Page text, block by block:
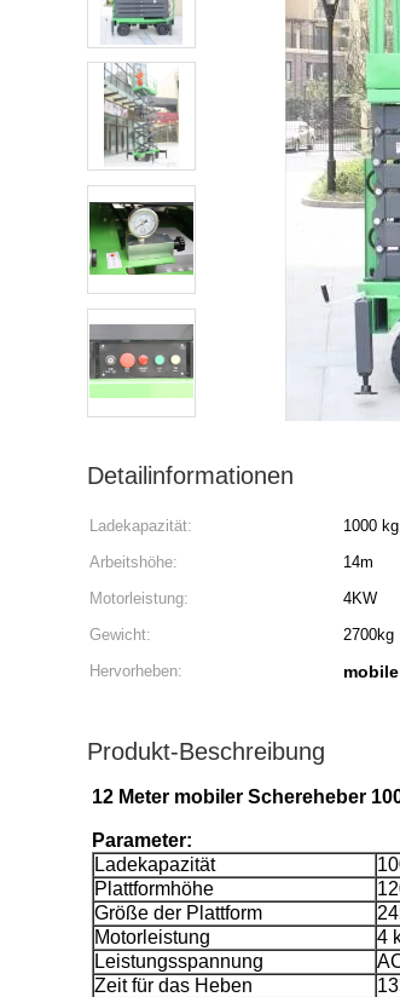
Detailinformationen
Ladekapazität: 1000 kg
Arbeitshöhe:
14m
Motorleistung:
4KW
Gewicht:
2700kg
Hervorheben:
Produkt-Beschreibung
12 Meter mobiler Schereheber
Parameter:
Ladekapazität
Plattformhöhe
Größe der Plattform
Motorleistung
4
Leistungsspannung
Zeit für das Heben